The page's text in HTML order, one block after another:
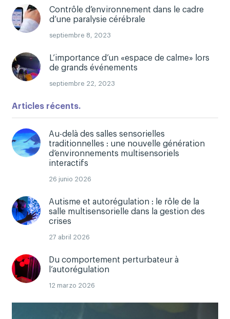
Contrôle d’environnement dans le cadre
d’une paralysie cérébrale
septiembre 8, 2023
L’importance d’un «espace de calme» lors
de grands événements
septiembre 22, 2023
Articles récents.
Au-delà des salles sensorielles
traditionnelles : une nouvelle génération
d’environnements multisensoriels
interactifs
26 junio 2026
Autisme et autorégulation : le rôle de la
salle multisensorielle dans la gestion des
crises
27 abril 2026
Du comportement perturbateur à
l’autorégulation
12 marzo 2026